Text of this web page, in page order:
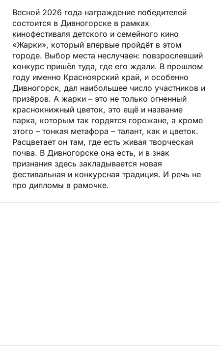
Весной 2026 года награждение победителей
состоится в Дивногорске в рамках
кинофестиваля детского и семейного кино
«Жарки», который впервые пройдёт в этом
городе. Выбор места неслучаен: повзрослевший
конкурс пришёл туда, где его ждали. В прошлом
году именно Красноярский край, и особенно
Дивногорск, дал наибольшее число участников и
призёров. А жарки – это не только огненный
краснокнижный цветок, это ещё и название
парка, которым так гордятся горожане, а кроме
этого – тонкая метафора – талант, как и цветок.
Расцветает он там, где есть живая творческая
почва. В Дивногорске она есть, и в знак
признания здесь закладывается новая
фестивальная и конкурсная традиция. И речь не
про дипломы в рамочке.